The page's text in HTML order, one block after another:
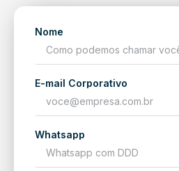
Nome
E-mail Corporativo
Whatsapp